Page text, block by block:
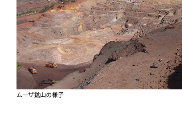
ムーザ鉱山の様子